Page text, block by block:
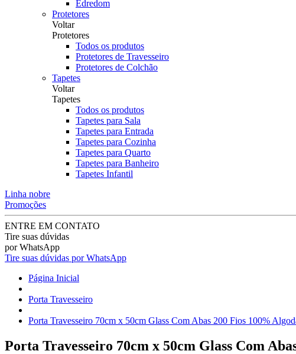
Edredom
Protetores
Voltar
Protetores
Todos os produtos
Protetores de Travesseiro
Protetores de Colchão
Tapetes
Voltar
Tapetes
Todos os produtos
Tapetes para Sala
Tapetes para Entrada
Tapetes para Cozinha
Tapetes para Quarto
Tapetes para Banheiro
Tapetes Infantil
Linha nobre
Promoções
ENTRE EM CONTATO
Tire suas dúvidas
por WhatsApp
Tire suas dúvidas por WhatsApp
Página Inicial
Porta Travesseiro
Porta Travesseiro 70cm x 50cm Glass Com Abas 200 Fios 100%
Porta Travesseiro 70cm x 50cm Glass Com